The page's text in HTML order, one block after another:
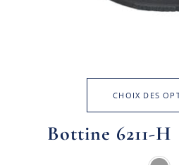
CHOIX DES
Bottine 6211-H